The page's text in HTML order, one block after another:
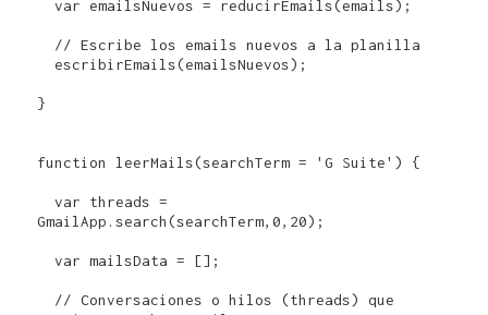
  var emailsNuevos = reducirEmails(emails);
  escribirEmails(emailsNuevos);
}
function leerMails(searchTerm = 'G Suite') {
  var threads =
GmailApp.search(searchTerm,0,20);
  var mailsData = [];